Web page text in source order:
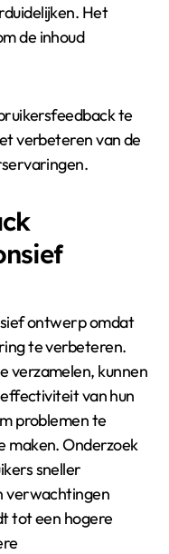
Het
de inhoud
te
verbeteren van de
ontwerp omdat
te verbeteren.
verzamelen, kunnen
van hun
problemen te
maken. Onderzoek
sneller
verwachtingen
tot een hogere